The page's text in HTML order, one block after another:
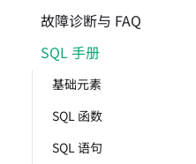
故障诊断与 FAQ
SQL 手册
基础元素
SQL 函数
SQL 语句